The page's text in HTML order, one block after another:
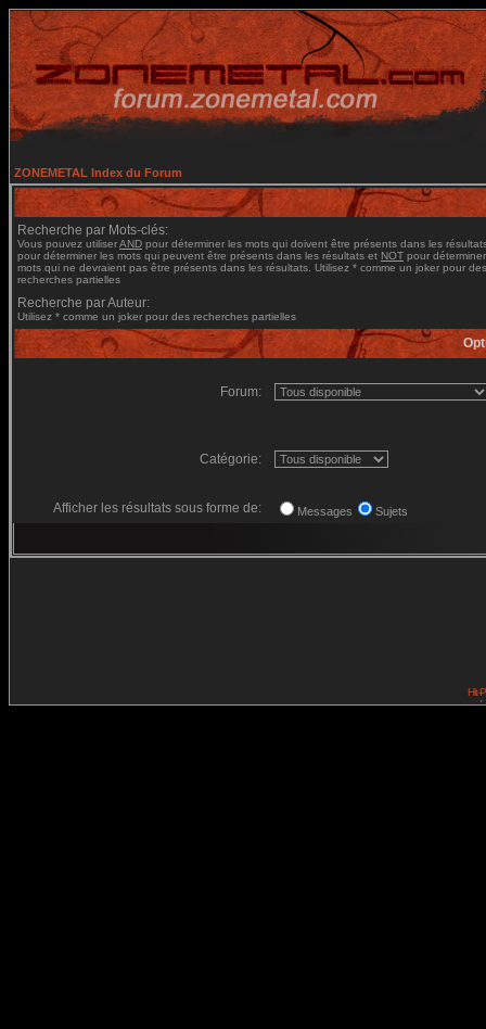
ZONEMETAL Index du Forum
Recherche par Mots-clés:
Vous pouvez utiliserAND pour déterminer les mots qui doivent être présents dans les
pour déterminer les mots qui peuvent être présents dans les résultats et NOT pour
mots qui ne devraient pas être présents dans les résultats. Utilisez * comme un joker pour des
recherches partielles
Recherche par Auteur:
Utilisez * comme un joker pour des recherches partielles
Forum:
Catégorie:
Afficher les résultats sous forme de: Messages Sujets